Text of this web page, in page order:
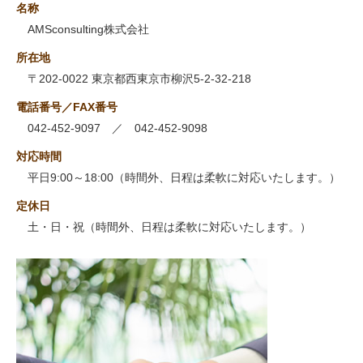
名称
AMSconsulting株式会社
所在地
〒202-0022 東京都西東京市柳沢5-2-32-218
電話番号／FAX番号
042-452-9097 ／ 042-452-9098
対応時間
平日9:00～18:00（時間外、日程は柔軟に対応いたします。）
定休日
土・日・祝（時間外、日程は柔軟に対応いたします。）